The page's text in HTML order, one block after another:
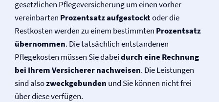
gesetzlichen Pflege­versicherung um einen vorher
vereinbarten Prozentsatz aufgestocktoder die
Restkosten werden zu einem bestimmten Prozentsatz
übernommen. Die tatsächlich entstandenen
Pflegekosten müssen Sie dabeidurch eine Rechnung
bei Ihrem Versicherer nachweisen. Die Leistungen
sind alsozweckgebunden und Sie können nicht frei
über diese verfügen.